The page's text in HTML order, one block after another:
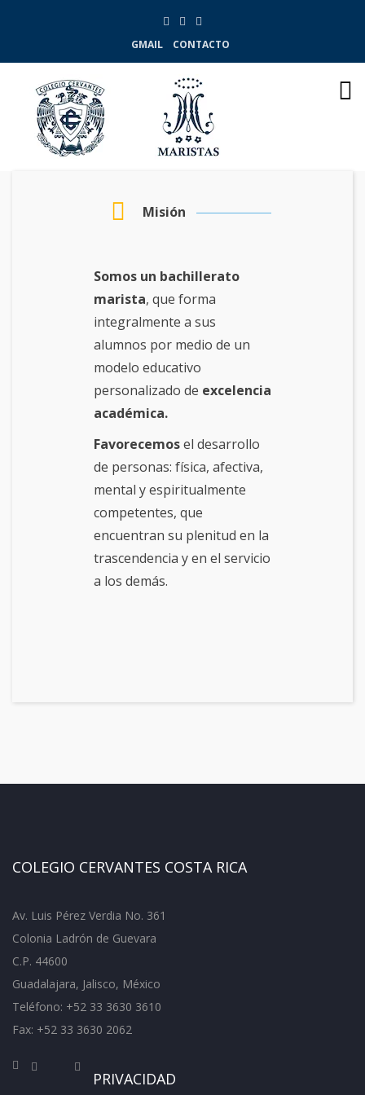
GMAIL CONTACTO
Misión
Somos un bachillerato
marista, que forma
integralmente a sus
alumnos por medio de un
modelo educativo
personalizado de excelencia
académica.
Favorecemosel desarrollo
de personas: física, afectiva,
mental y espiritualmente
competentes, que
encuentran su plenitud en la
trascendencia y en el servicio
a los demás.
COLEGIO CERVANTES COSTA RICA
Av. Luis Pérez Verdia No. 361
Colonia Ladrón de Guevara
C.P. 44600
Guadalajara, Jalisco, México
Teléfono: +52 33 3630 3610
Fax: +52 33 3630 2062
PRIVACIDAD